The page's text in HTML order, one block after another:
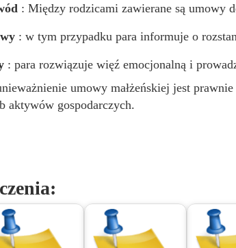
: Między rodzicami zawierane są umowy
: w tym przypadku para informuje o
: para rozwiązuje więź emocjonalną i
umowy małżeńskiej jest
aktywów gospodarczych.